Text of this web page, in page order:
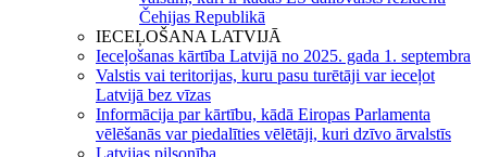
Čehijas Republikā
IECEĻOŠANA LATVIJĀ
Ieceļošanas kārtība Latvijā no 2025. gada 1. septembra
Valstis vai teritorijas, kuru pasu turētāji var ieceļot
Latvijā bez vīzas
Informācija par kārtību, kādā Eiropas Parlamenta
vēlēšanās var piedalīties vēlētāji, kuri dzīvo ārvalstīs
Latvijas pilsonība